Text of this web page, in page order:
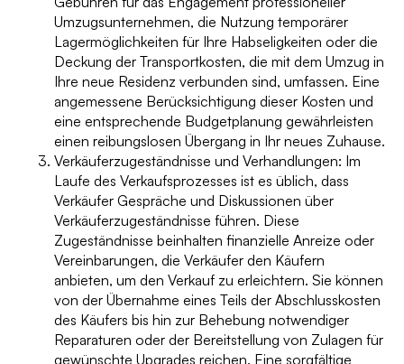
Umzugsunternehmen, die Nutzung temporärer
Lagermöglichkeiten für Ihre Habseligkeiten oder die
Deckung der Transportkosten, die mit dem Umzug in
Ihre neue Residenz verbunden sind, umfassen. Eine
angemessene Berücksichtigung dieser Kosten und
eine entsprechende Budgetplanung gewährleisten
einen reibungslosen Übergang in Ihr neues Zuhause.
Verkäuferzugeständnisse und Verhandlungen: Im
Laufe des Verkaufsprozesses ist es üblich, dass
Verkäufer Gespräche und Diskussionen über
Verkäuferzugeständnisse führen. Diese
Zugeständnisse beinhalten finanzielle Anreize oder
Vereinbarungen, die Verkäufer den Käufern
anbieten, um den Verkauf zu erleichtern. Sie können
von der Übernahme eines Teils der Abschlusskosten
des Käufers bis hin zur Behebung notwendiger
Reparaturen oder der Bereitstellung von Zulagen für
gewünschte Upgrades reichen. Eine sorgfältige